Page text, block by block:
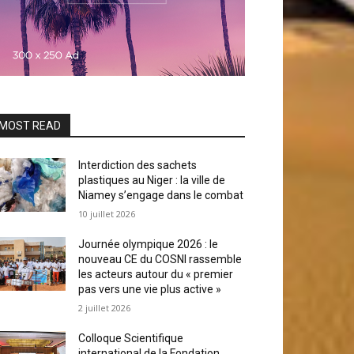
READ
Interdiction des sachets
plastiques au Niger : la ville de
Niamey s’engage dans le combat
10 juillet 2026
Journée olympique 2026 : le
nouveau CE du COSNI rassemble
les acteurs autour du « premier
pas vers une vie plus active »
2 juillet 2026
Colloque Scientifique